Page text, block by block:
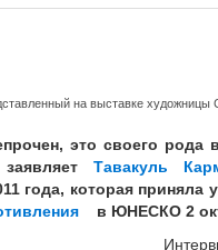
на выставке
это своего
Тавакуль
года, которая приняла
(linkв ЮНЕСКО 2